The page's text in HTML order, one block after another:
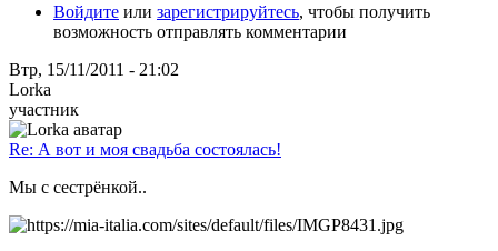
Войдите или зарегистрируйтесь, чтобы получить
возможность отправлять комментарии
Втр, 15/11/2011 - 21:02
Lorka
участник
Re: А вот и моя свадьба состоялась!
Мы с сестрёнкой..